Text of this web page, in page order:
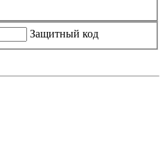
Защитный код